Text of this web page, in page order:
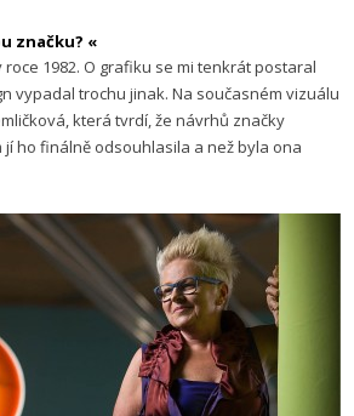
značku? «
roce 1982. O grafiku se mi tenkrát postaral
vypadal trochu jinak. Na současném vizuálu
která tvrdí, že návrhů značky
jí ho finálně odsouhlasila a než byla ona